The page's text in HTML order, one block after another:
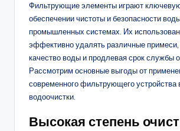
Фильтрующие элементы играют
обеспечении чистоты и безопасности
промышленных системах. Их
эффективно удалять различные
качество воды и продлевая срок службы
Рассмотрим основные выгоды от
современного фильтрующего устройства
водоочистки.
Высокая степень